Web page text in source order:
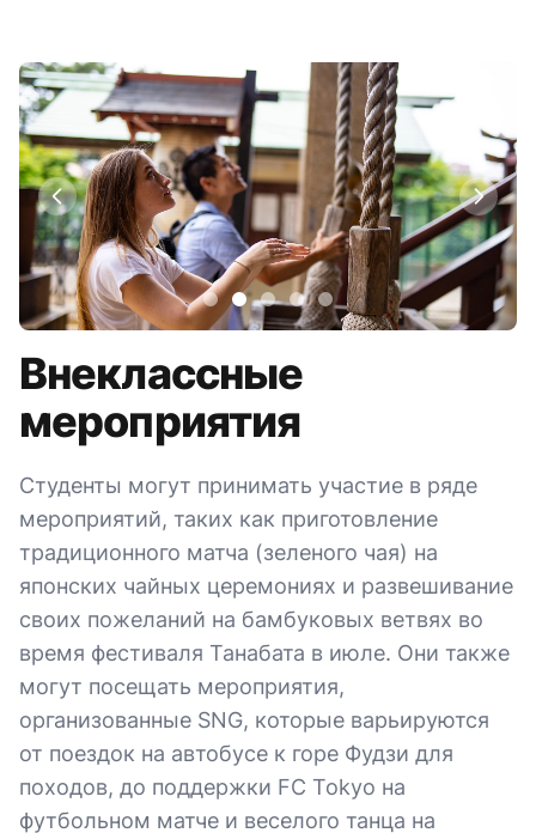
Внеклассные
мероприятия
Студенты могут принимать участие в ряде
мероприятий, таких как приготовление
традиционного матча (зеленого чая) на
японских чайных церемониях и развешивание
своих пожеланий на бамбуковых ветвях во
время фестиваля Танабата в июле. Они также
могут посещать мероприятия,
организованные SNG, которые варьируются
от поездок на автобусе к горе Фудзи для
походов, до поддержки FC Tokyo на
футбольном матче и веселого танца на